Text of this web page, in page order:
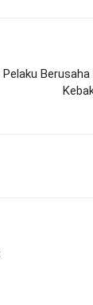
Pelaku